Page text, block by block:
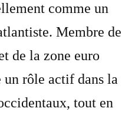
comme un
Membre de
de la zone euro
un rôle actif dans la
tout en